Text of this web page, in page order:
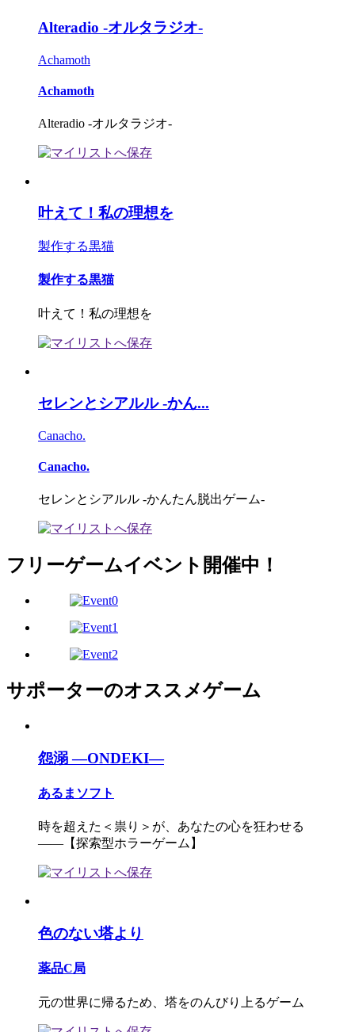
Alteradio -オルタラジオ-
Achamoth
Achamoth
Alteradio -オルタラジオ-
叶えて！私の理想を
製作する黒猫
製作する黒猫
叶えて！私の理想を
セレンとシアルル -かん...
Canacho.
Canacho.
セレンとシアルル -かんたん脱出ゲーム-
フリーゲームイベント開催中！
サポーターのオススメゲーム
怨溺 ―ONDEKI―
あるまソフト
時を超えた＜祟り＞が、あなたの心を狂わせる
――【探索型ホラーゲーム】
色のない塔より
薬品C局
元の世界に帰るため、塔をのんびり上るゲーム